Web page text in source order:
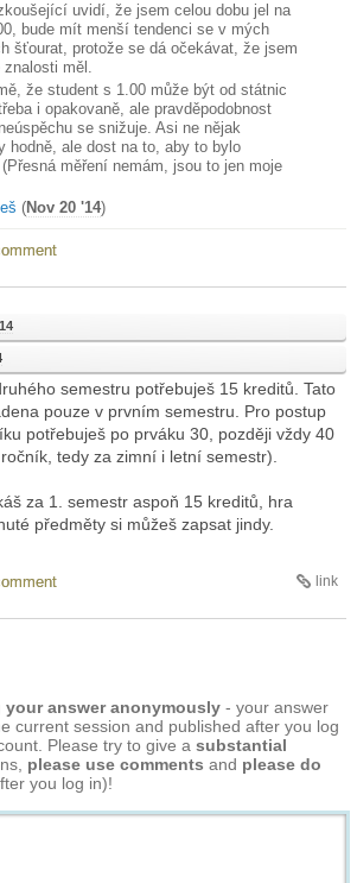
uvidí, že jsem celou dobu jel na
bude mít menší tendenci se v mých
šťourat, protože se dá očekávat, že jsem
znalosti měl.
že student s 1.00 může být od státnic
i opakovaně, ale pravděpodobnost
se snižuje. Asi ne nějak
hodně, ale dost na to, aby to bylo
měření nemám, jsou to jen moje
(Nov 20 '14)
semestru potřebuješ 15 kreditů. Tato
pouze v prvním semestru. Pro postup
potřebuješ po prváku 30, později vždy 40
tedy za zimní i letní semestr).
za 1. semestr aspoň 15 kreditů, hra
předměty si můžeš zapsat jindy.
link
answer anonymously - your answer
current session and published after you log
Please try to give a substantial
please use comments and please do
you log in)!